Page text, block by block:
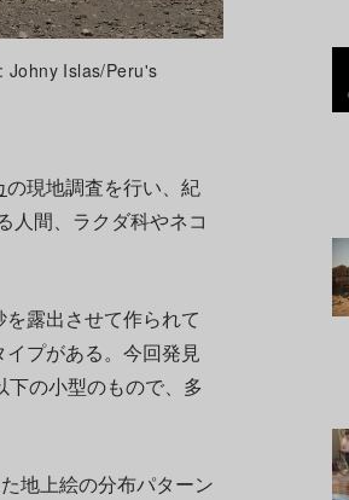
Johny Islas/Peru's
の現地調査を行い、紀
人間、ラクダ科やネコ
露出させて作られて
プがある。今回発見
下の小型のもので、多
地上絵の分布パターン